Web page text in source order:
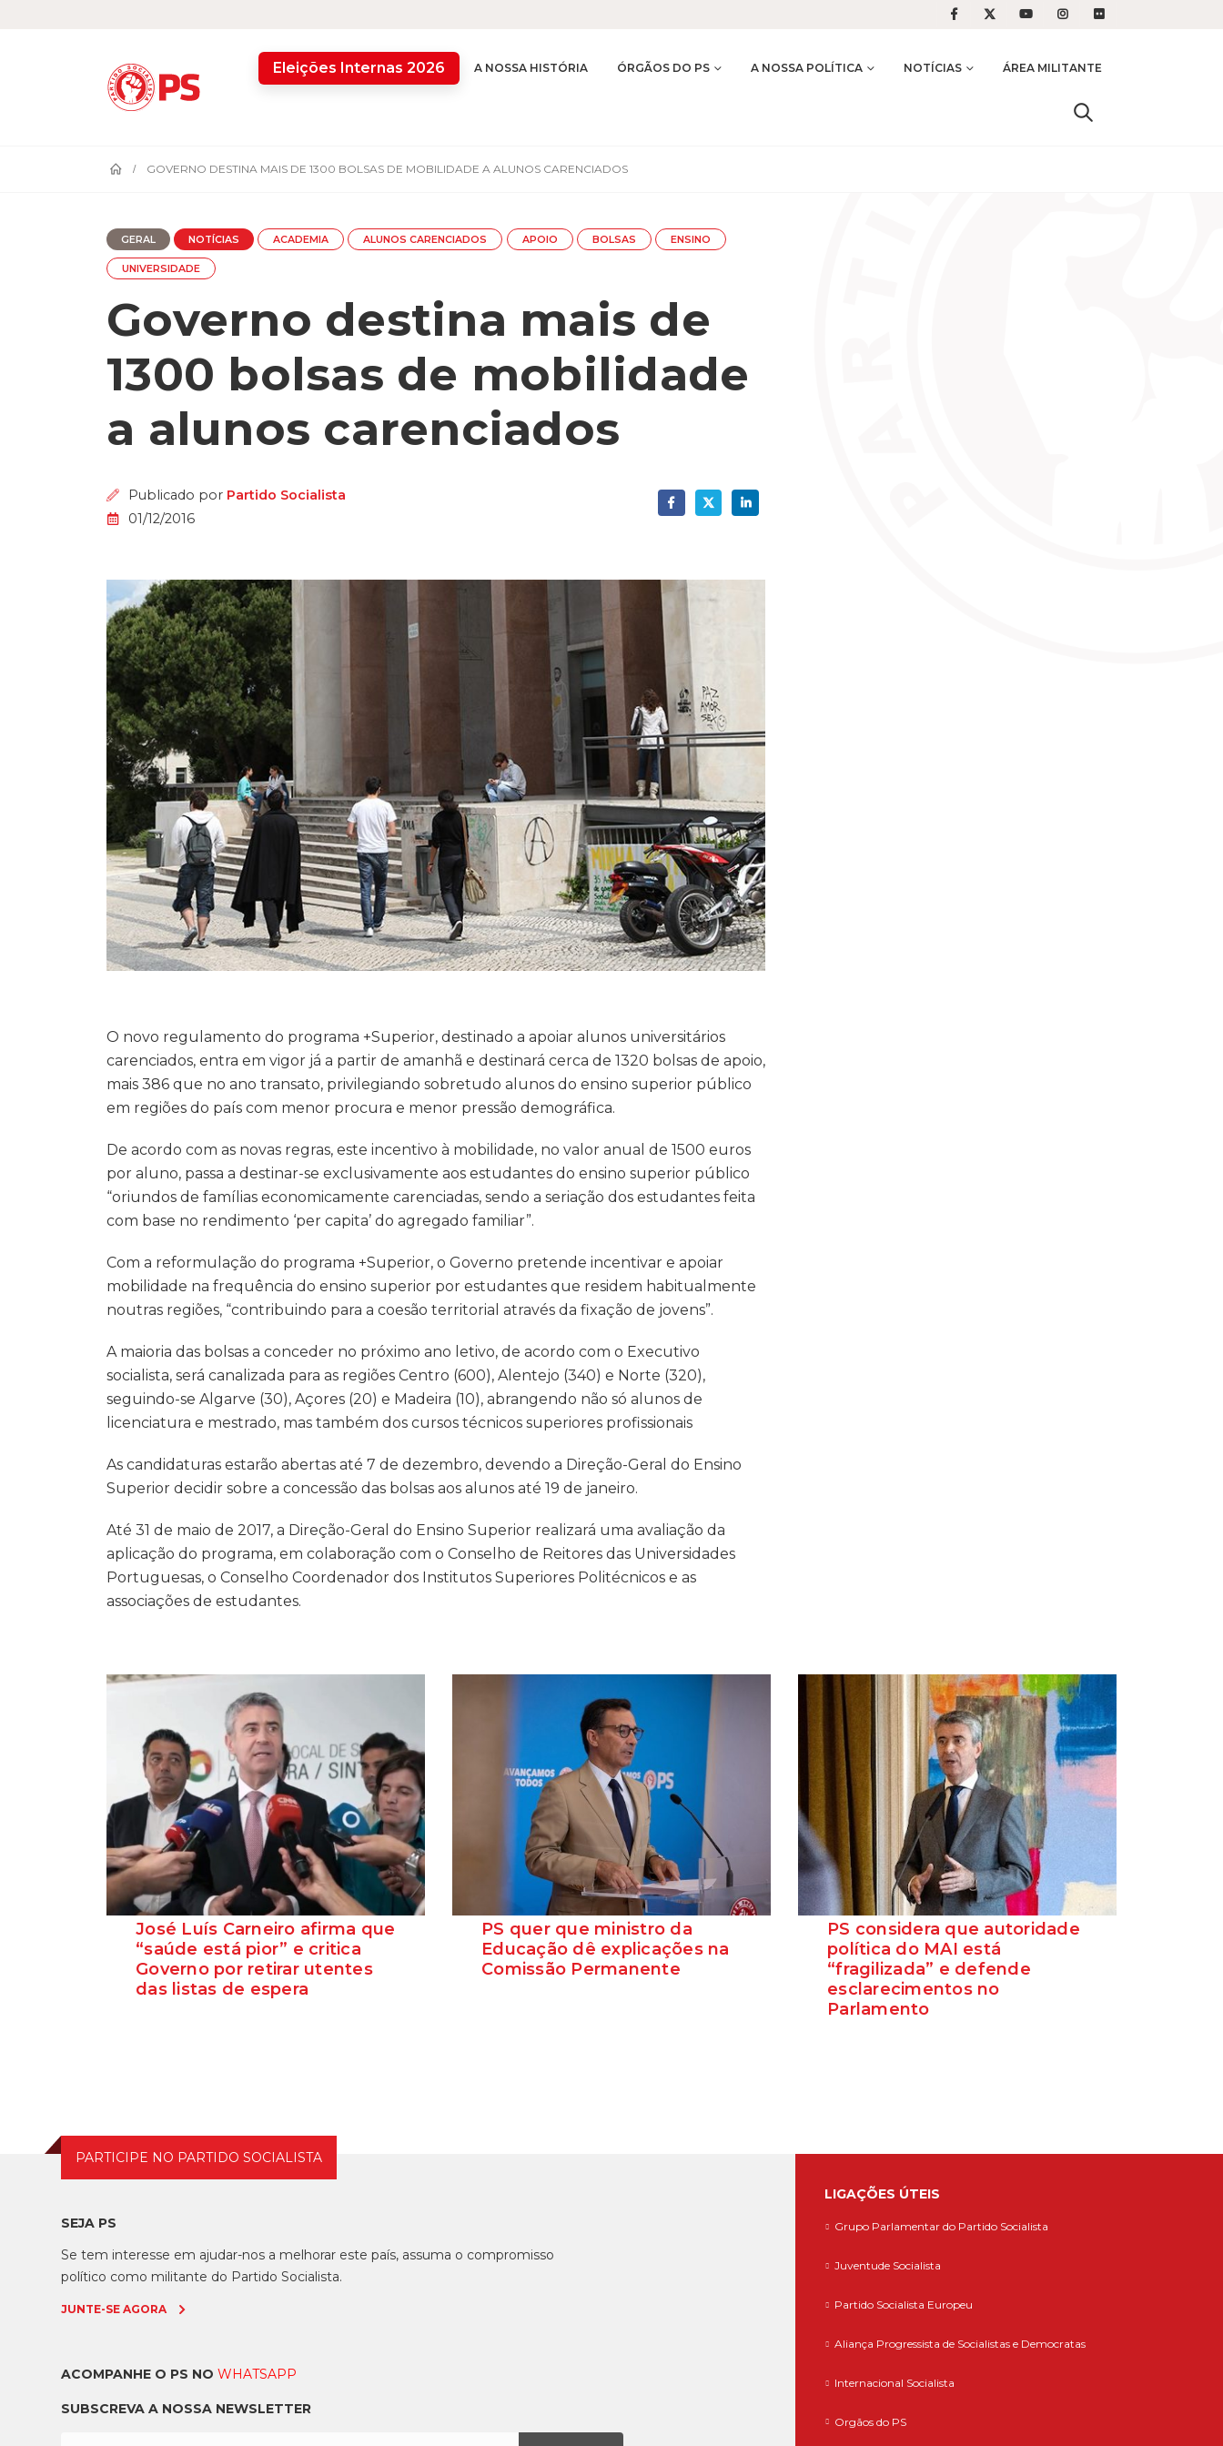
Eleições Internas 2026 A NOSSA HISTÓRIA ÓRGÃOS DO PS A NOSSA POLÍTICA NOTÍCIAS ÁREA MILITANTE
GOVERNO DESTINA MAIS DE 1300 BOLSAS DE MOBILIDADE A ALUNOS CARENCIADOS
GERAL NOTÍCIAS ACADEMIA ALUNOS CARENCIADOS APOIO BOLSAS ENSINO
UNIVERSIDADE
Governo destina mais de
1300 bolsas de mobilidade
a alunos carenciados
01/12/2016
Publicado por Partido Socialista
O novo regulamento do programa +Superior, destinado a apoiar alunos universitários
carenciados, entra em vigor já a partir de amanhã e destinará cerca de 1320 bolsas de apoio,
mais 386 que no ano transato, privilegiando sobretudo alunos do ensino superior público
em regiões do país com menor procura e menor pressão demográfica.
De acordo com as novas regras, este incentivo à mobilidade, no valor anual de 1500 euros
por aluno, passa a destinar-se exclusivamente aos estudantes do ensino superior público
“oriundos de famílias economicamente carenciadas, sendo a seriação dos estudantes feita
com base no rendimento ‘per capita’ do agregado familiar”.
Com a reformulação do programa +Superior, o Governo pretende incentivar e apoiar
mobilidade na frequência do ensino superior por estudantes que residem habitualmente
noutras regiões, “contribuindo para a coesão territorial através da fixação de jovens”.
A maioria das bolsas a conceder no próximo ano letivo, de acordo com o Executivo
socialista, será canalizada para as regiões Centro (600), Alentejo (340) e Norte (320),
seguindo-se Algarve (30), Açores (20) e Madeira (10), abrangendo não só alunos de
licenciatura e mestrado, mas também dos cursos técnicos superiores profissionais
As candidaturas estarão abertas até 7 de dezembro, devendo a Direção-Geral do Ensino
Superior decidir sobre a concessão das bolsas aos alunos até 19 de janeiro.
Até 31 de maio de 2017, a Direção-Geral do Ensino Superior realizará uma avaliação da
aplicação do programa, em colaboração com o Conselho de Reitores das Universidades
Portuguesas, o Conselho Coordenador dos Institutos Superiores Politécnicos e as
associações de estudantes.
José Luís Carneiro afirma que
“saúde está pior” e critica
Governo por retirar utentes
das listas de espera
PS quer que ministro da
Educação dê explicações na
Comissão Permanente
PS considera que autoridade
política do MAI está
“fragilizada” e defende
esclarecimentos no
Parlamento
PARTICIPE NO PARTIDO SOCIALISTA
SEJA PS
Se tem interesse em ajudar-nos a melhorar este país, assuma o compromisso
político como militante do Partido Socialista.
JUNTE-SE AGORA
ACOMPANHE O PS NOWHATSAPP
SUBSCREVA A NOSSA NEWSLETTER
LIGAÇÕES ÚTEIS
Grupo Parlamentar do Partido Socialista
Juventude Socialista
Partido Socialista Europeu
Aliança Progressista de Socialistas e Democratas
Internacional Socialista
Orgãos do PS